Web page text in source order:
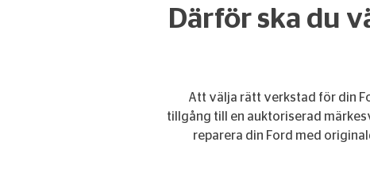
Därför ska du
Att välja rätt verkstad för din
tillgång till en auktoriserad
reparera din Ford med